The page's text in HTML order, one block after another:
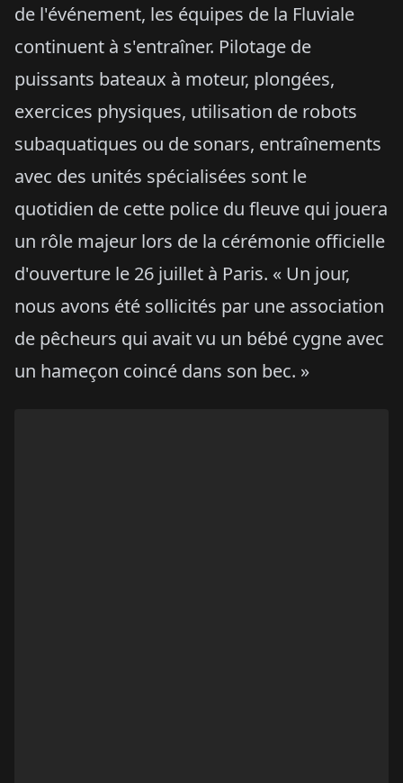
de l'événement, les équipes de la Fluviale
continuent à s'entraîner. Pilotage de
puissants bateaux à moteur, plongées,
exercices physiques, utilisation de robots
subaquatiques ou de sonars, entraînements
avec des unités spécialisées sont le
quotidien de cette police du fleuve qui jouera
un rôle majeur lors de la cérémonie officielle
d'ouverture le 26 juillet à Paris. « Un jour,
nous avons été sollicités par une association
de pêcheurs qui avait vu un bébé cygne avec
un hameçon coincé dans son bec. »